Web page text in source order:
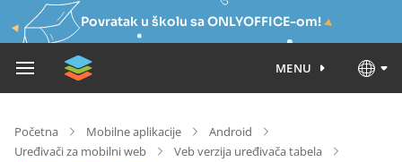
Povratak u školu sa ONLYOFFICE-om!
MENU
Početna Mobilne aplikacije
Android
Uređivači za mobilni web
Veb verzija uređivača tabela